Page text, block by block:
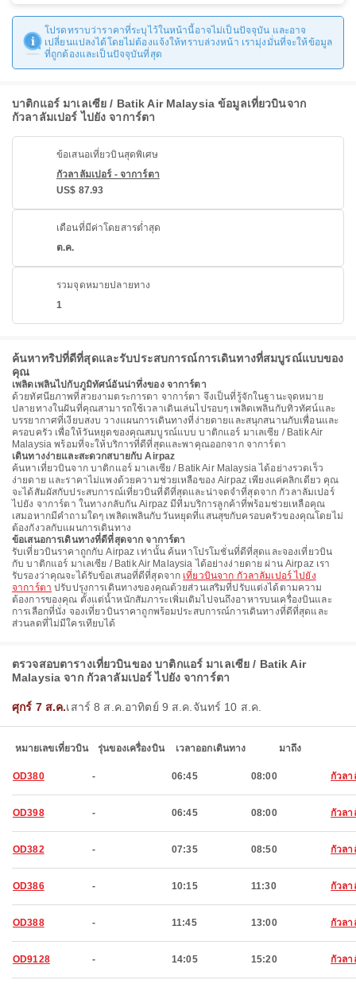
โปรดทราบว่าราคาที่ระบุไว้ในหน้านี้อาจไม่เป็นปัจจุบัน และอาจ
เปลี่ยนแปลงได้โดยไม่ต้องแจ้งให้ทราบล่วงหน้า เรามุ่งมั่นที่จะให้ข้อมูล
ที่ถูกต้องและเป็นปัจจุบันที่สุด
บาติกแอร์ มาเลเซีย / Batik Air Malaysia ข้อมูลเที่ยวบินจาก
กัวลาลัมเปอร์ ไปยัง จาการ์ตา
ข้อเสนอเที่ยวบินสุดพิเศษ
กัวลาลัมเปอร์ - จาการ์ตา
US$ 87.93
เดือนที่มีค่าโดยสารต่ำสุด
ต.ค.
รวมจุดหมายปลายทาง
1
ค้นหาทริปที่ดีที่สุดและรับประสบการณ์การเดินทางที่สมบูรณ์แบบของ
คุณ
เพลิดเพลินไปกับภูมิทัศน์อันน่าทึ่งของ จาการ์ตา
ด้วยทัศนียภาพที่สวยงามตระการตา จาการ์ตา จึงเป็นที่รู้จักในฐานะจุดหมาย
ปลายทางในฝันที่คุณสามารถใช้เวลาเดินเล่นไปรอบๆ เพลิดเพลินกับทิวทัศน์และ
บรรยากาศที่เงียบสงบ วางแผนการเดินทางที่ง่ายดายและสนุกสนานกับเพื่อนและ
ครอบครัว เพื่อให้วันหยุดของคุณสมบูรณ์แบบ บาติกแอร์ มาเลเซีย / Batik Air
Malaysia พร้อมที่จะให้บริการที่ดีที่สุดและพาคุณออกจาก จาการ์ตา
เดินทางง่ายและสะดวกสบายกับ Airpaz
ค้นหาเที่ยวบินจาก บาติกแอร์ มาเลเซีย / Batik Air Malaysia ได้อย่างรวดเร็ว
ง่ายดาย และราคาไม่แพงด้วยความช่วยเหลือของ Airpaz เพียงแค่คลิกเดียว คุณ
จะได้สัมผัสกับประสบการณ์เที่ยวบินที่ดีที่สุดและน่าจดจำที่สุดจาก กัวลาลัมเปอร์
ไปยัง จาการ์ตา ในทางกลับกัน Airpaz มีทีมบริการลูกค้าที่พร้อมช่วยเหลือคุณ
เสมอหากมีคำถามใดๆ เพลิดเพลินกับวันหยุดที่แสนสุขกับครอบครัวของคุณโดยไม่
ต้องกังวลกับแผนการเดินทาง
ข้อเสนอการเดินทางที่ดีที่สุดจาก จาการ์ตา
รับเที่ยวบินราคาถูกกับ Airpaz เท่านั้น ค้นหาโปรโมชั่นที่ดีที่สุดและจองเที่ยวบิน
กับ บาติกแอร์ มาเลเซีย / Batik Air Malaysia ได้อย่างง่ายดาย ผ่าน Airpaz เรา
รับรองว่าคุณจะได้รับข้อเสนอที่ดีที่สุดจาก เที่ยวบินจาก กัวลาลัมเปอร์ ไปยัง
จาการ์ตา ปรับปรุงการเดินทางของคุณด้วยส่วนเสริมที่ปรับแต่งได้ตามความ
ต้องการของคุณ ตั้งแต่น้ำหนักสัมภาระเพิ่มเติมไปจนถึงอาหารบนเครื่องบินและ
การเลือกที่นั่ง จองเที่ยวบินราคาถูกพร้อมประสบการณ์การเดินทางที่ดีที่สุดและ
ส่วนลดที่ไม่มีใครเทียบได้
ตรวจสอบตารางเที่ยวบินของ บาติกแอร์ มาเลเซีย / Batik Air
Malaysia จาก กัวลาลัมเปอร์ ไปยัง จาการ์ตา
ศุกร์ 7 ส.ค.เสาร์ 8 ส.ค. อาทิตย์ 9 ส.ค. จันทร์ 10 ส.ค.
หมายเลขเที่ยวบิน รุ่นของเครื่องบิน เวลาออกเดินทาง มาถึง
OD380 - 06:45 08:00 กัวลา
OD398 - 06:45 08:00 กัวลา
OD382 - 07:35 08:50 กัวลา
OD386 - 10:15 11:30 กัวลา
OD388 - 11:45 13:00 กัวลา
OD9128 - 14:05 15:20 กัวลา